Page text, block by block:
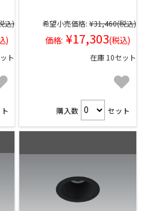
込)
)
ト
希望小売価格: ¥31,460(税込)
価格: ¥17,303(税込)
在庫 10セット
購入数 セット